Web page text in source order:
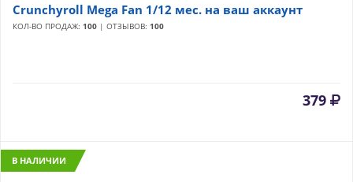
Crunchyroll Mega Fan 1/12 мес. на ваш аккаунт
КОЛ-ВО ПРОДАЖ: 100 | ОТЗЫВОВ: 100
379
В НАЛИЧИИ